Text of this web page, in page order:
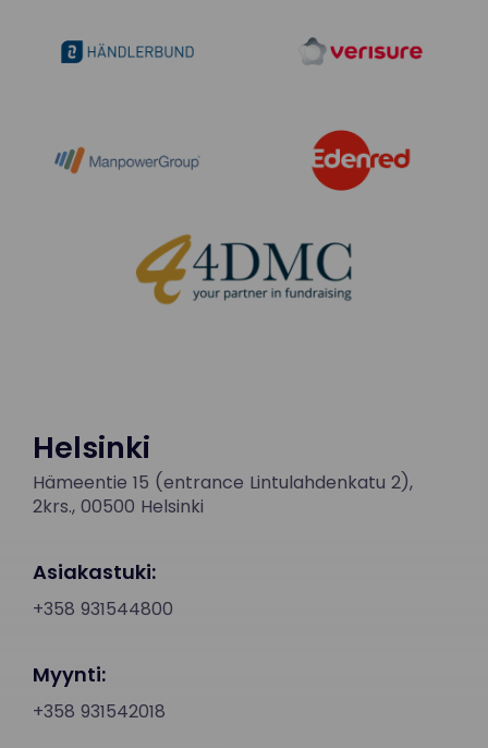
Helsinki
Hämeentie 15 (entrance Lintulahdenkatu 2),
2krs., 00500 Helsinki
Asiakastuki:
+358 931544800
Myynti:
+358 931542018